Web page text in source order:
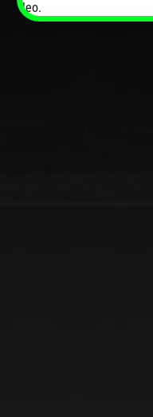
leo.